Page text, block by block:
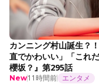
カンニング村山誕生？
直でかわいい」「これ
櫻坂？』第295話
New11時間前 エンタメ